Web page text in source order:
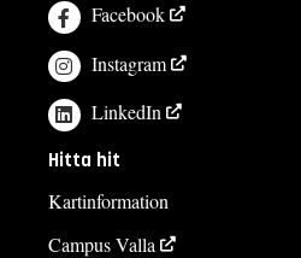
Facebook
Instagram
LinkedIn
Hitta hit
Kartinformation
Campus Valla